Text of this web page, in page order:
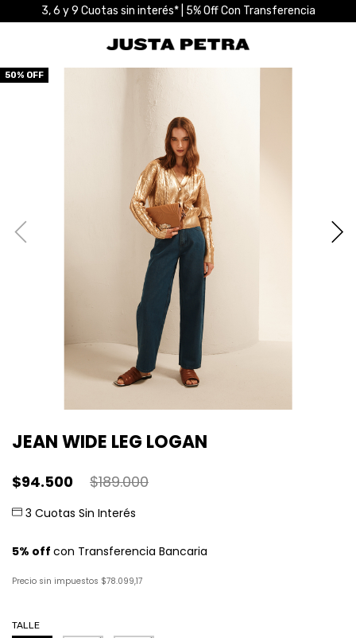
3, 6 y 9 Cuotas sin interés* | 5% Off Con Transferencia
50% OFF
JEAN WIDE LEG LOGAN
$94.500 $189.000
Precio sin impuestos $78.099,17
TALLE